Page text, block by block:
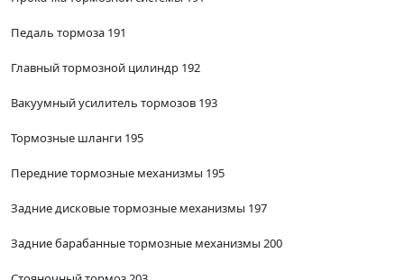
Педаль тормоза 191
Главный тормозной цилиндр 192
Вакуумный усилитель тормозов 193
Тормозные шланги 195
Передние тормозные механизмы 195
Задние дисковые тормозные механизмы 197
Задние барабанные тормозные механизмы 200